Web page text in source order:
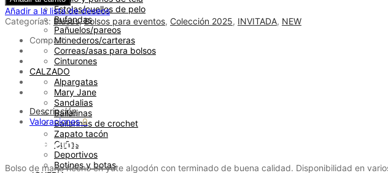
Estolas/cuellos de pelo
Bufandas
Pañuelos/pareos
Monederos/carteras
Correas/asas para bolsos
Cinturones
CALZADO
Alpargatas
Mary Jane
Sandalias
Bailarinas
Bailarinas de crochet
Zapato tacón
Cuñas
Deportivos
Botines y botas
natural
buganvilla
cantidad
Añadir a la lista de deseos
Categorías: Blusas,Bolsos para eventos, Colección 2025, INVITADA, NEW
Compartir
Descripción
Valoraciones0
Descripción
Bolso de mano hecho en yute algodón con terminado de buena calidad. Disponibilidad en